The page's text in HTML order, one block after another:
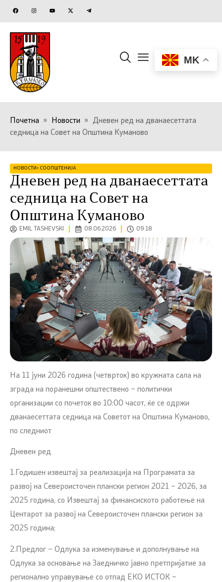
MK
Почетна » Новости »
Дневен ред на дванаесеттата
седница на Совет на Општина Куманово
НОВОСТИ • СООПШТЕНИЈА
Дневен ред на дванаесеттата
седница на Совет на
Општина Куманово
EMIL TASHEVSKI 08.06.2026 09:18
На 11 јуни 2026 година (четврток) во кружната сала на
зграда на поранешни општествено – политички
организации со почеток во 10:00 часот, ќе се одржи
дванаесеттата седница на Советот на Општина Куманово,
по следниот
Дневен ред
1.Годишен извештај за реализација на Програмата за
развој на Североисточен плански регион 2021 – 2026, за
2025 година, со Извештај за финансиското работење на
Центарот за развој на Североисточен плански регион за
2025 година;
2.Предлог – Одлука за изменување и дополнување на
Одлука за основање на Заедничко јавно претпријатие за
регионално управување со отпад ЕКО ИСТОК –